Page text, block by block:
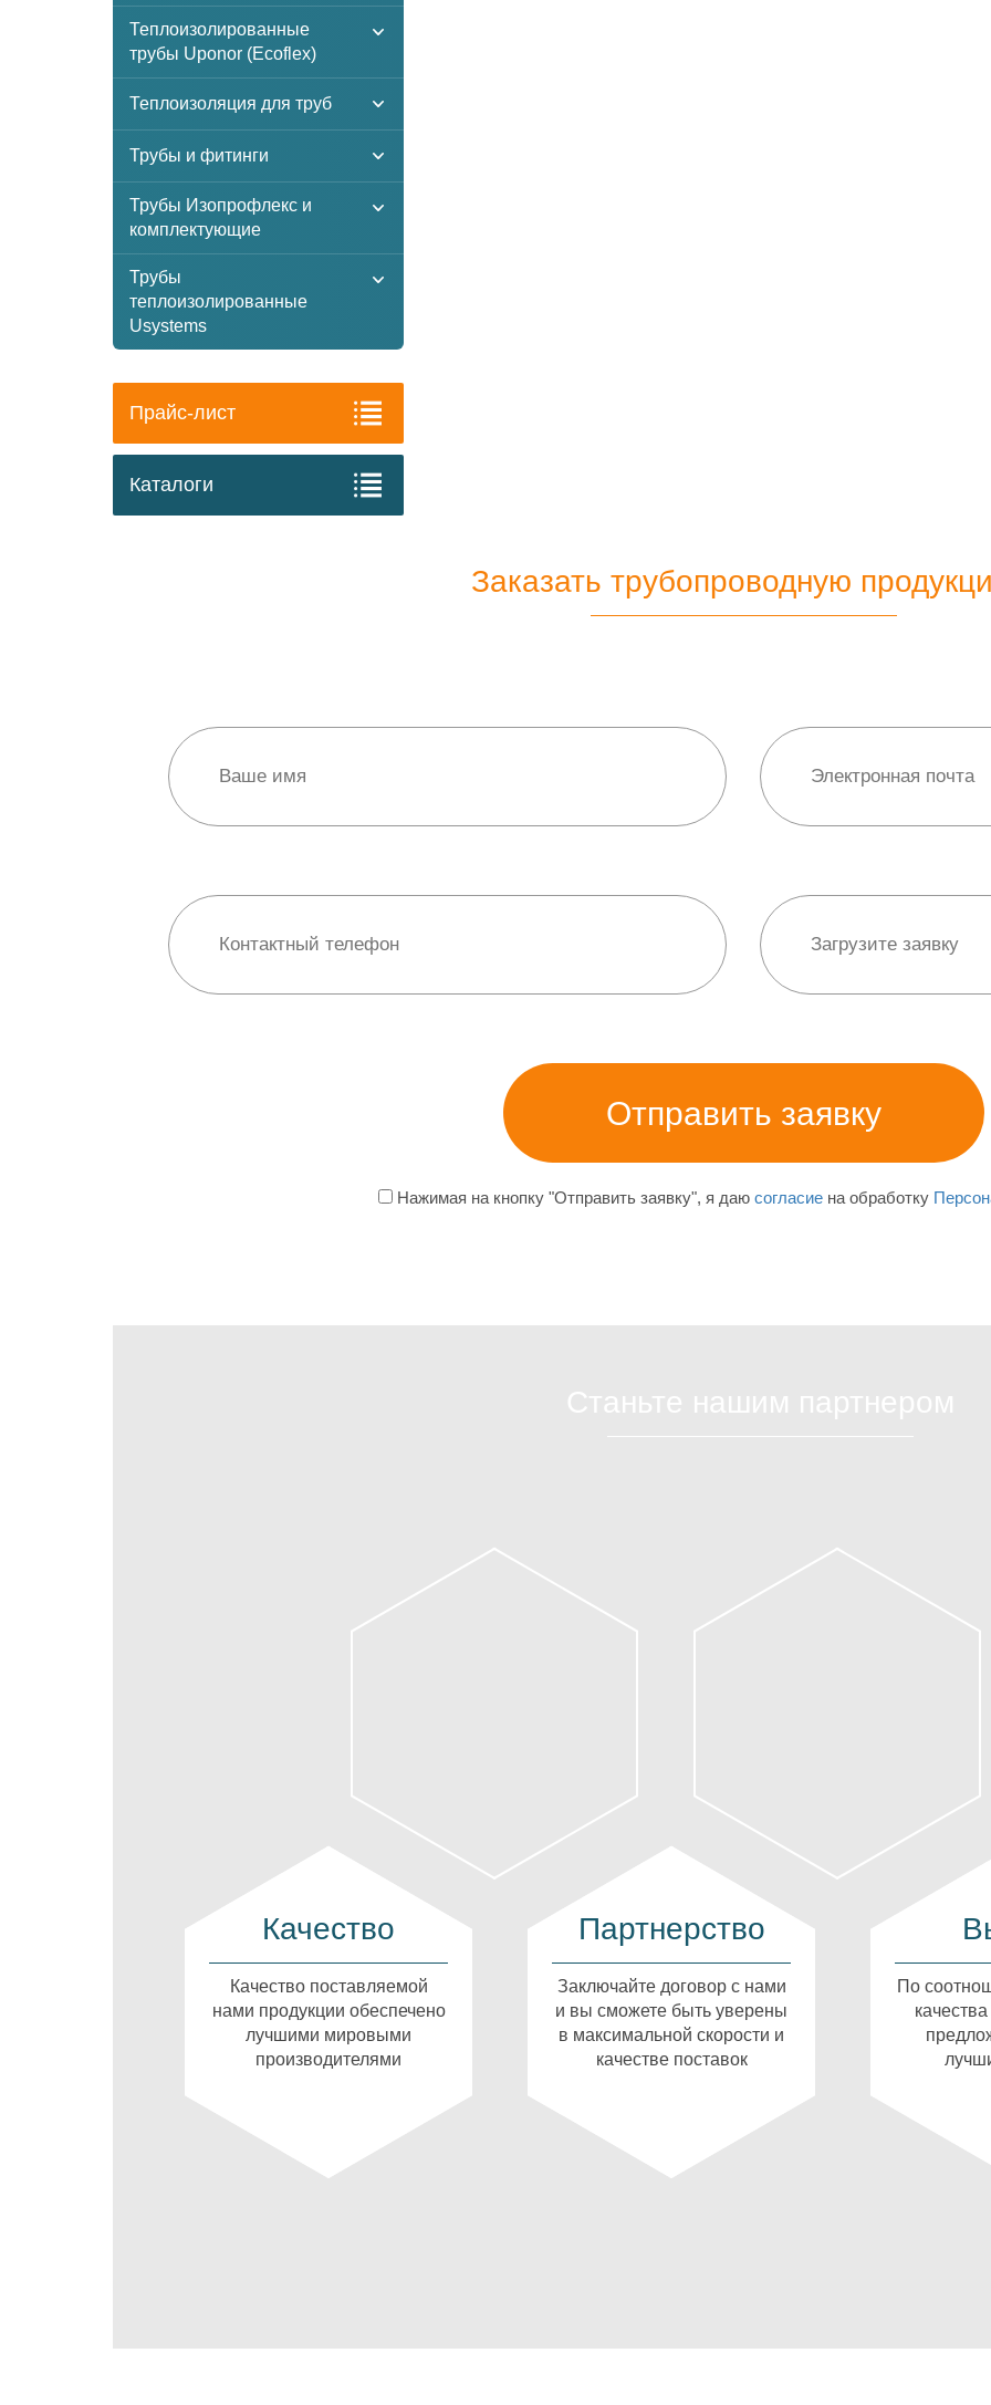
Теплоизолированные
трубы Uponor (Ecoflex)
Теплоизоляция для труб
Трубы и фитинги
Трубы Изопрофлекс и
комплектующие
Трубы
теплоизолированные
Usystems
Прайс-лист
Каталоги
Заказать трубопроводную
Нажимая на кнопку "Отправить заявку", я даю согласиена обработку
Качество
Качество поставляемой
нами продукции обеспечено
лучшими мировыми
производителями
Партнерство
Заключайте договор с нами
и вы сможете быть уверены
в максимальной скорости и
качестве поставок
По